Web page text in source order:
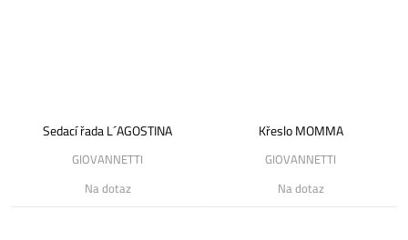
Sedací řada L´AGOSTINA
GIOVANNETTI
Na dotaz
Křeslo MOMMA
GIOVANNETTI
Na dotaz